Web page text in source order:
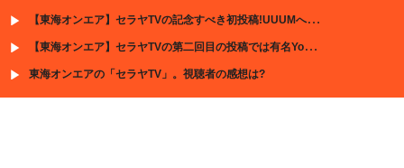
【東海オンエア】セラヤTVの記念すべき初投稿!UUUMへ動画を持ち込むも・・・?
【東海オンエア】セラヤTVの第二回目の投稿では有名YouTuberのパクリ企画・・・?
東海オンエアの「セラヤTV」。視聴者の感想は?